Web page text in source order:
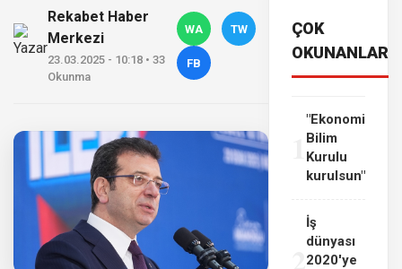
Rekabet Haber
Merkezi
23.03.2025 - 10:18 • 33
Okunma
WA TW
FB
ÇOK
OKUNANLAR
"Ekonomi
Bilim
Kurulu
kurulsun"
İş
dünyası
2020'ye